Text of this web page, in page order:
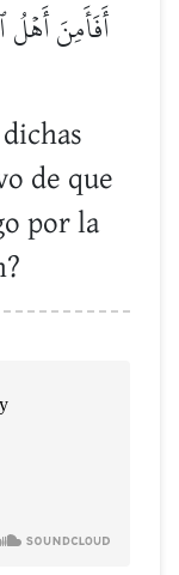
أَفَأَمِنَ أَهۡلُ
de que
por la